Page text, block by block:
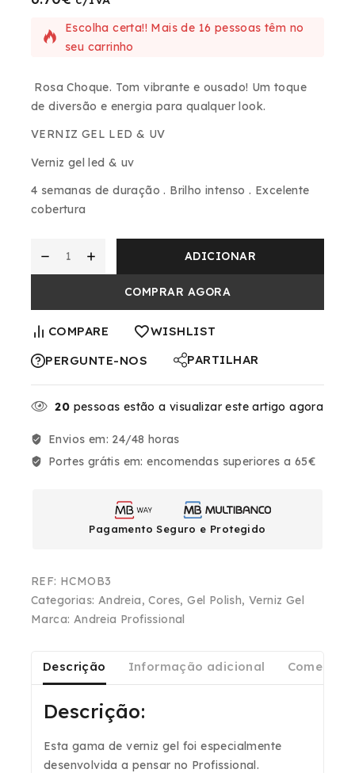
Escolha certa!! Mais de 16 pessoas têm no
seu carrinho
Rosa Choque. Tom vibrante e ousado! Um toque
de diversão e energia para qualquer look.
VERNIZ GEL LED & UV
Verniz gel led & uv
4 semanas de duração . Brilho intenso . Excelente
cobertura
ADICIONAR
COMPRAR AGORA
COMPARE
WISHLIST
PERGUNTE-NOS
PARTILHAR
20 pessoas estão a visualizar este artigo agora
Envios em: 24/48 horas
Portes grátis em:encomendas superiores a 65€
Pagamento Seguro e Protegido
REF: HCMOB3
Categorias: Andreia,Cores,Gel Polish,Verniz Gel
Marca: Andreia Profissional
Descrição Informação adicional
Descrição:
Esta gama de verniz gel foi especialmente
desenvolvida a pensar no Profissional.